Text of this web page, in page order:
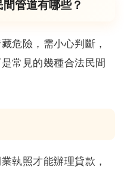
管道有哪些？
危險，需小心判斷，
常見的幾種合法民間
執照才能辦理貸款，